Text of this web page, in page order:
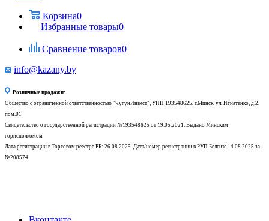
Корзина0
Избранные товары0
Сравнение товаров0
info@kazany.by
Розничные продажи:
Общество с ограниченной ответственностью "ЧугунИнвест", УНП 193548625, г.Минск, ул. Игнатенко, д.2,
пом.01
Свидетельство о государственной регистрации №193548625 от 19.05.2021. Выдано Минским
горисполкомом
Дата регистрации в Торговом реестре РБ: 26.08.2025. Дата/номер регистрации в РУП Белгиэ: 14.08.2025 за
№208574